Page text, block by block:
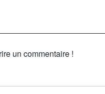
un commentaire !